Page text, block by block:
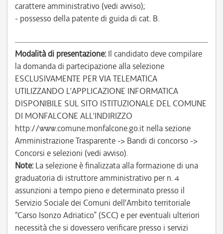
carattere amministrativo (vedi avviso);
- possesso della patente di guida di cat. B.
Modalità di presentazione: Il candidato deve compilare
la domanda di partecipazione alla selezione
ESCLUSIVAMENTE PER VIA TELEMATICA
UTILIZZANDO L’APPLICAZIONE INFORMATICA
DISPONIBILE SUL SITO ISTITUZIONALE DEL COMUNE
DI MONFALCONE ALL’INDIRIZZO
http://www.comune.monfalcone.go.it nella sezione
Amministrazione Trasparente -> Bandi di concorso ->
Concorsi e selezioni (vedi avviso).
Note: La selezione è finalizzata alla formazione di una
graduatoria di istruttore amministrativo per n. 4
assunzioni a tempo pieno e determinato presso il
Servizio Sociale dei Comuni dell’Ambito territoriale
“Carso Isonzo Adriatico” (SCC) e per eventuali ulteriori
necessità che si dovessero verificare presso i servizi